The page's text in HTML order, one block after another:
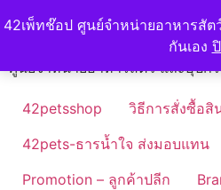
42เพ็ทช๊อป ศูนย์จำหน่ายอาหารสัต
กันเอง
to42petshop
ศูนย์จำหน่ายอาหารสัตว์ และอุปก
42petsshop วิธีการสั่งซื้อสิ
42pets-ธารน้ำใจ ส่งมอบแทน
Promotion – ลูกค้าปลีก